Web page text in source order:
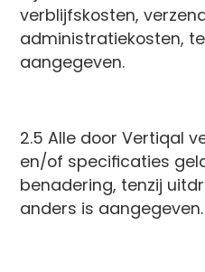
verblijfskosten,
administratiekosten,
aangegeven.
2.5 Alle door Vertiqal
en/of specificaties
benadering, tenzij
anders is aangegeven.